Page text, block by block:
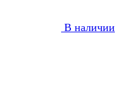
В наличии